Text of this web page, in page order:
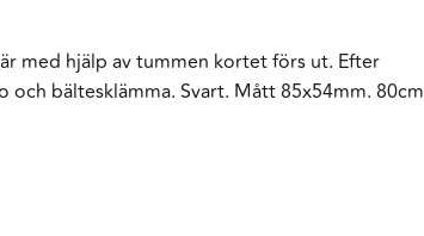
med hjälp av tummen kortet förs ut. Efter
bältesklämma. Svart. Mått 85x54mm. 80cm